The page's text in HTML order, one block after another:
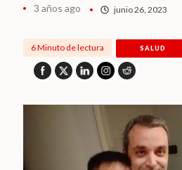
3 años ago junio 26, 2023
6 Minuto de lectura SALUD